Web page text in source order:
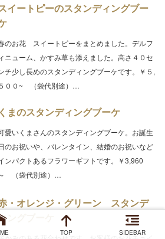
イートピーのスタンディングブー
のお花 スイートピーをまとめました。デルフ
ニューム、かすみ草も添えました。高さ４０セ
チ少し長めのスタンディングブーケです。￥５,
５００~ （袋代別途）…
くまのスタンディングブーケ
愛いくまさんのスタンディングブーケ。お誕生
のお祝いや、バレンタイン、結婚のお祝いなど
ンパクトあるフラワーギフトです。￥3,960
（袋代別途）…
・オレンジ・グリーン スタンデ
ングブーケ
TOP SIDEBAR